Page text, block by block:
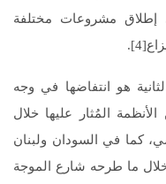
إطلاق مشروعات مختلفة
هو انتفاضها في وجه
المُثار عليها خلال
كما في السودان ولبنان
ما طرحه شارع الموجة